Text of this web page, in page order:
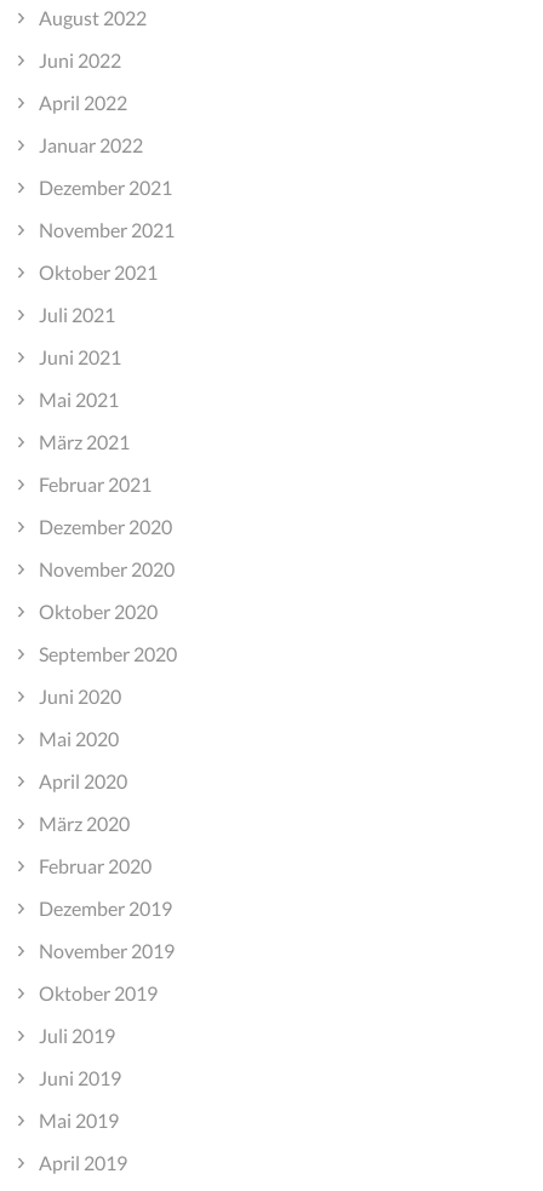
August 2022
Juni 2022
April 2022
Januar 2022
Dezember 2021
November 2021
Oktober 2021
Juli 2021
Juni 2021
Mai 2021
März 2021
Februar 2021
Dezember 2020
November 2020
Oktober 2020
September 2020
Juni 2020
Mai 2020
April 2020
März 2020
Februar 2020
Dezember 2019
November 2019
Oktober 2019
Juli 2019
Juni 2019
Mai 2019
April 2019